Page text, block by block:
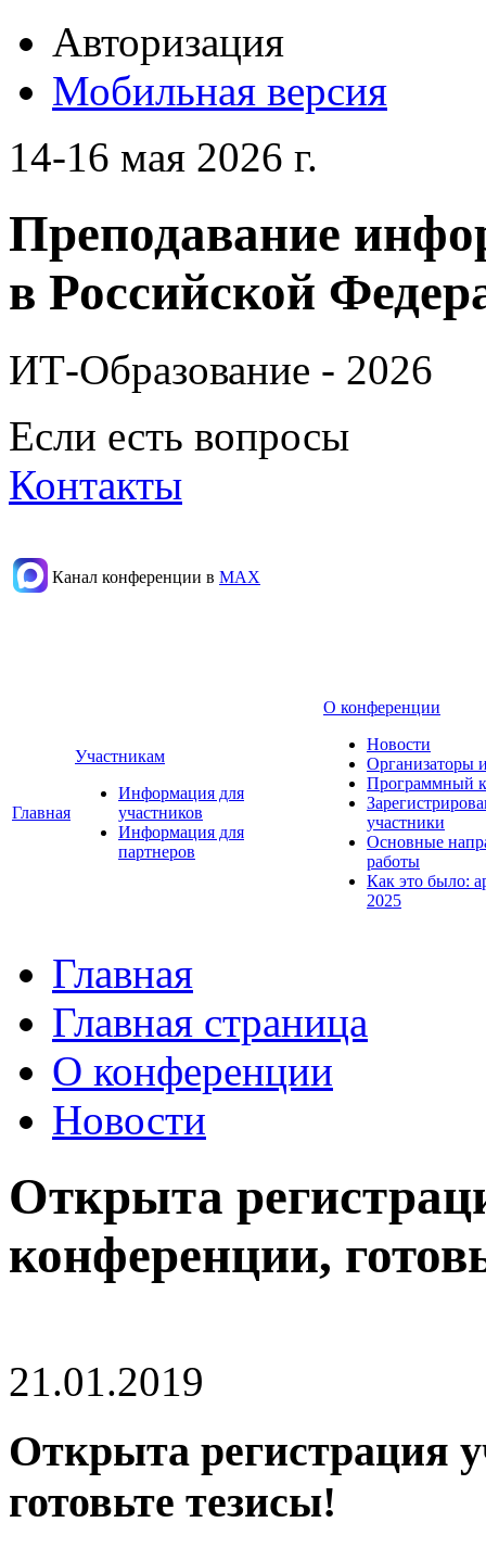
Авторизация
Мобильная версия
14-16 мая 2026 г.
Преподавание
в Российской
ИТ-Образование - 2026
Если есть вопросы
Контакты
Канал конференции в МАХ
Главная
Участникам
Информация для
участников
Информация для
партнеров
О конференции
Новости
Организаторы
Программный
участники
Основные
работы
Как это было:
2025
Главная
Главная страница
О конференции
Новости
Открыта
конференции,
21.01.2019
Открыта регистрация
готовьте тезисы!